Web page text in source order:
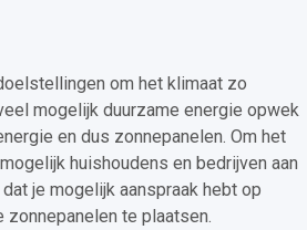
om het klimaat zo
mogelijk duurzame energie opwek
en dus zonnepanelen. Om het
huishoudens en bedrijven aan
je mogelijk aanspraak hebt op
te plaatsen.